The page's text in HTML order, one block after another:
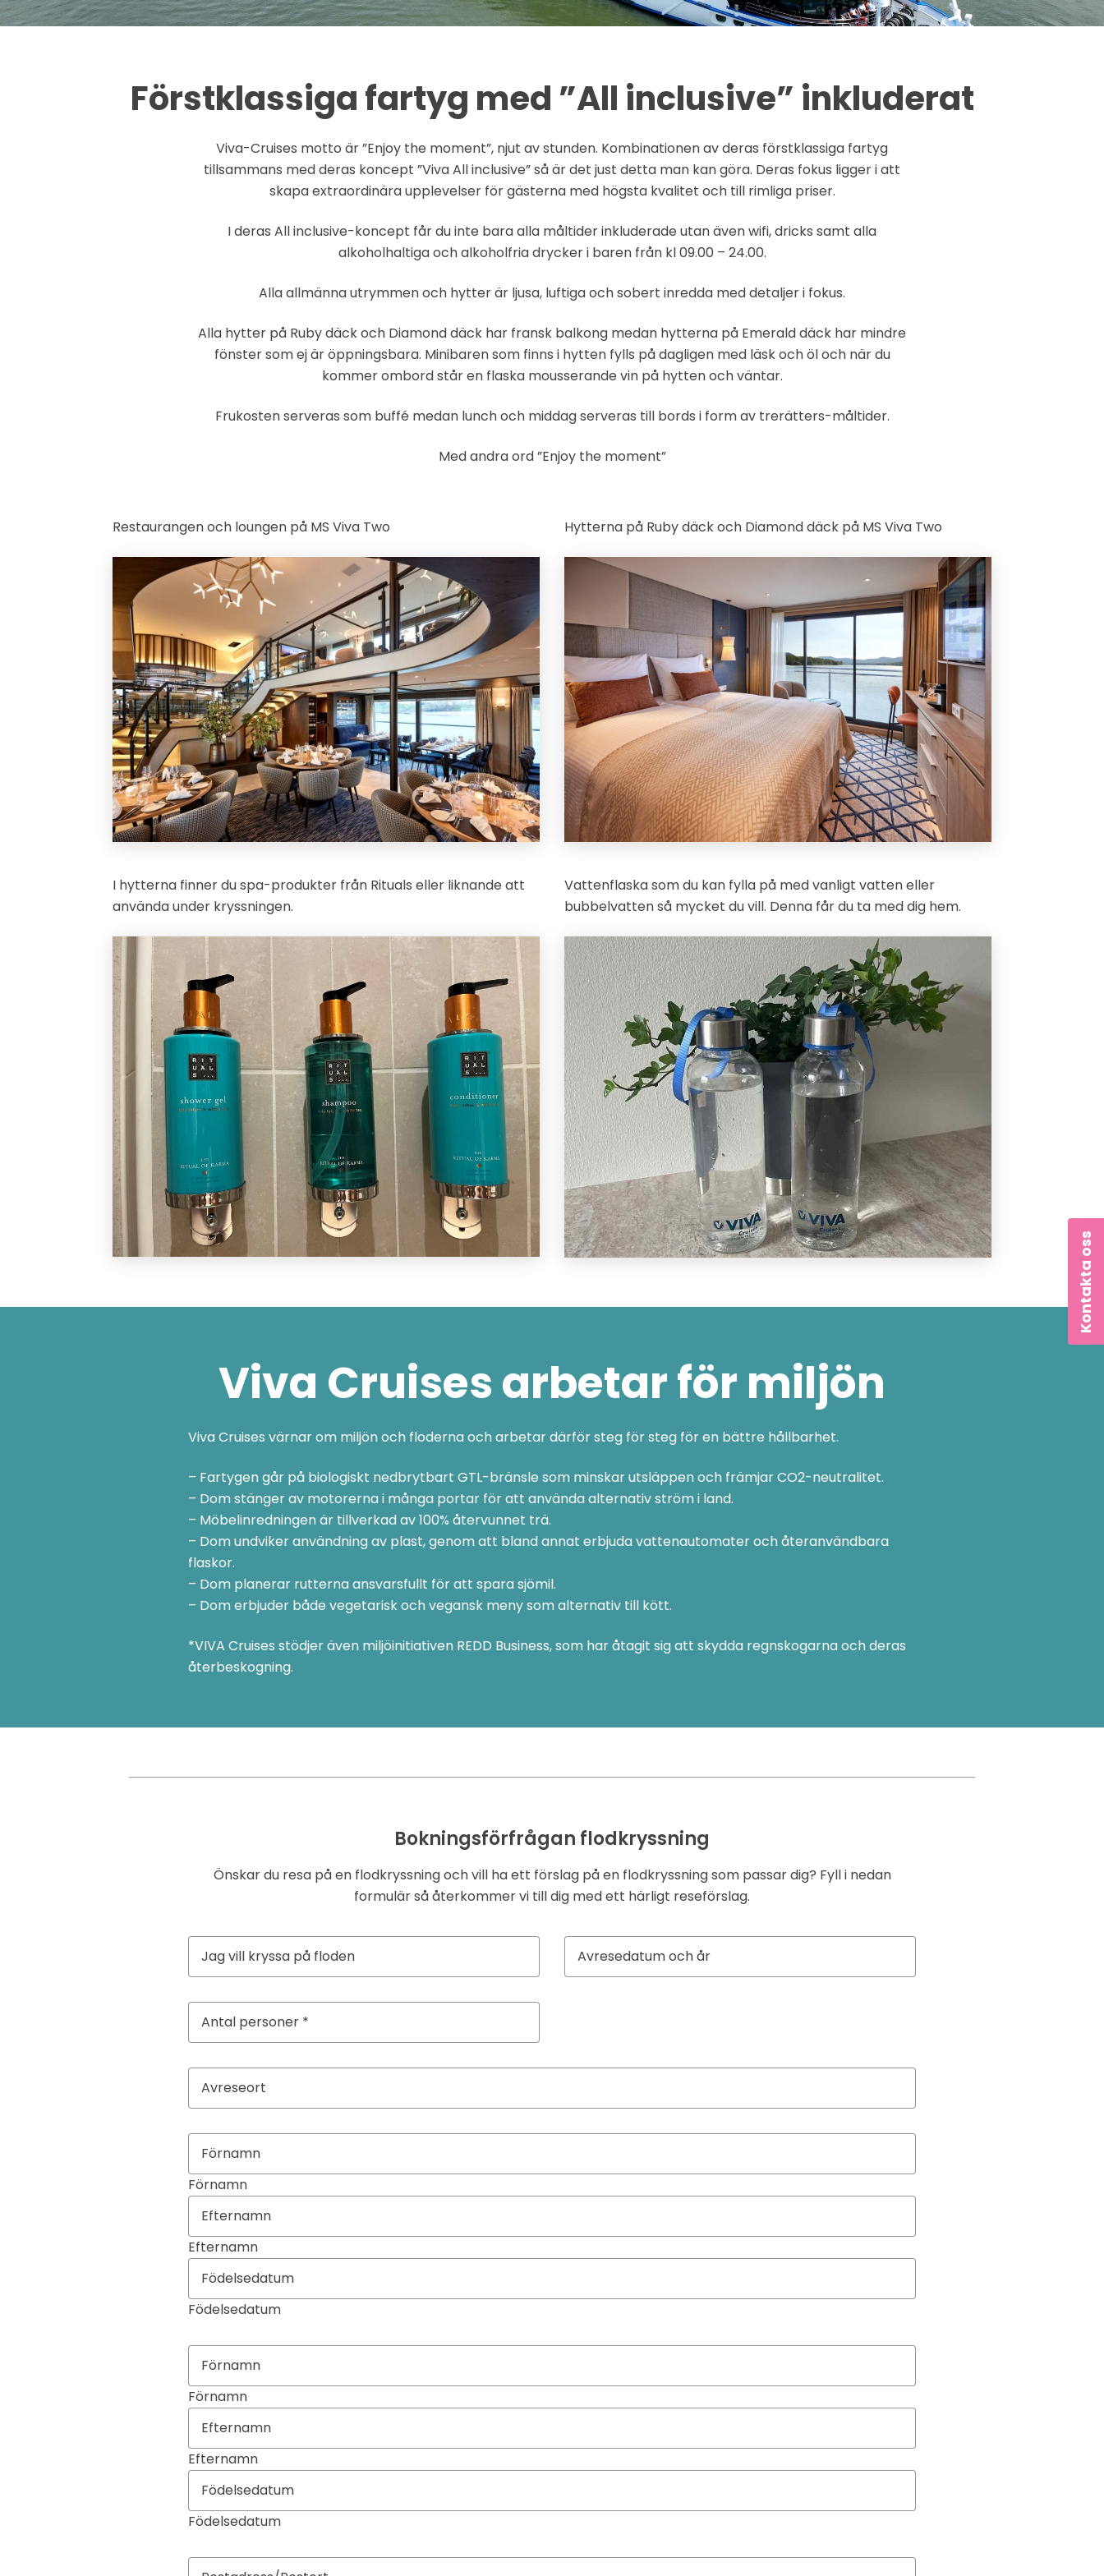
Förstklassiga fartyg med ”All inclusive” inkluderat
Viva-Cruises motto är ”Enjoy the moment”, njut av stunden. Kombinationen av deras förstklassiga fartyg
tillsammans med deras koncept ”Viva All inclusive” så är det just detta man kan göra. Deras fokus ligger i att
skapa extraordinära upplevelser för gästerna med högsta kvalitet och till rimliga priser.
I deras All inclusive-koncept får du inte bara alla måltider inkluderade utan även wifi, dricks samt alla
alkoholhaltiga och alkoholfria drycker i baren från kl 09.00 – 24.00.
Alla allmänna utrymmen och hytter är ljusa, luftiga och sobert inredda med detaljer i fokus.
Alla hytter på Ruby däck och Diamond däck har fransk balkong medan hytterna på Emerald däck har mindre
fönster som ej är öppningsbara. Minibaren som finns i hytten fylls på dagligen med läsk och öl och när du
kommer ombord står en flaska mousserande vin på hytten och väntar.
Frukosten serveras som buffé medan lunch och middag serveras till bords i form av trerätters-måltider.
Med andra ord ”Enjoy the moment”
Restaurangen och loungen på MS Viva Two Hytterna på Ruby däck och Diamond däck på MS Viva Two
I hytterna finner du spa-produkter från Rituals eller liknande att
använda under kryssningen.
Vattenflaska som du kan fylla på med vanligt vatten eller
bubbelvatten så mycket du vill. Denna får du ta med dig hem.
Viva Cruises arbetar för miljön
Viva Cruises värnar om miljön och floderna och arbetar därför steg för steg för en bättre hållbarhet.
– Fartygen går på biologiskt nedbrytbart GTL-bränsle som minskar utsläppen och främjar CO2-neutralitet.
– Dom stänger av motorerna i många portar för att använda alternativ ström i land.
– Möbelinredningen är tillverkad av 100% återvunnet trä.
– Dom undviker användning av plast, genom att bland annat erbjuda vattenautomater och återanvändbara
flaskor.
– Dom planerar rutterna ansvarsfullt för att spara sjömil.
– Dom erbjuder både vegetarisk och vegansk meny som alternativ till kött.
*VIVA Cruises stödjer även miljöinitiativen REDD Business, som har åtagit sig att skydda regnskogarna och deras
återbeskogning.
Bokningsförfrågan flodkryssning
Önskar du resa på en flodkryssning och vill ha ett förslag på en flodkryssning som passar dig? Fyll i nedan
formulär så återkommer vi till dig med ett härligt reseförslag.
Förnamn
Efternamn
Födelsedatum
Förnamn
Efternamn
Födelsedatum
Kontakta oss